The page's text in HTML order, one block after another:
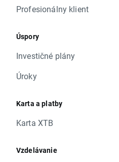
Profesionálny klient
Úspory
Investičné plány
Úroky
Karta a platby
Karta XTB
Vzdelávanie